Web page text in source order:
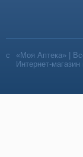
«Моя Аптека» |
Интернет-